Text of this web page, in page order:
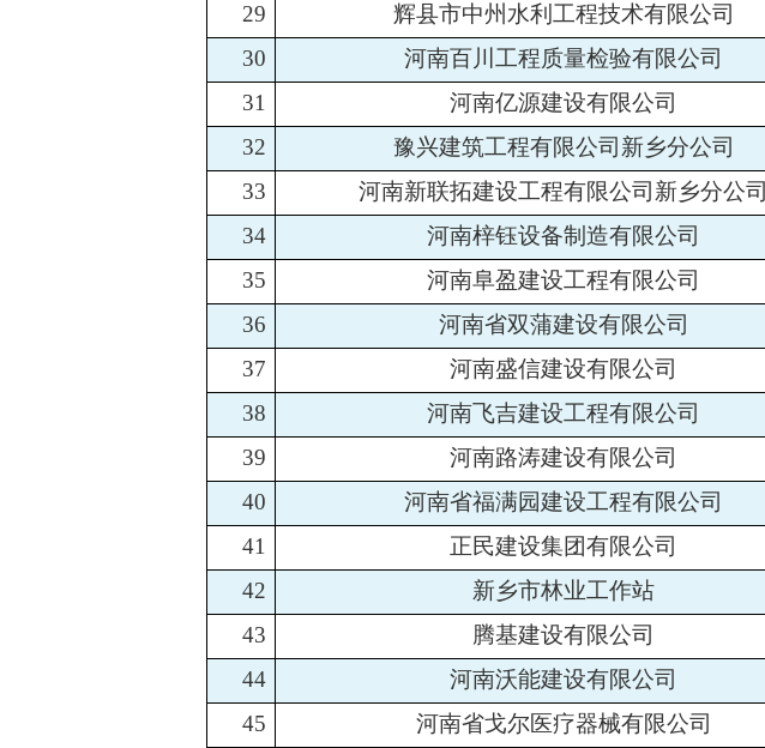
29
辉县市中州水利工程技术有限公司
30
河南百川工程质量检验有限公司
31
河南亿源建设有限公司
32
豫兴建筑工程有限公司新乡分公司
33
河南新联拓建设工程有限公司新乡分公司
34
河南梓钰设备制造有限公司
35
河南阜盈建设工程有限公司
36
河南省双蒲建设有限公司
37
河南盛信建设有限公司
38
河南飞吉建设工程有限公司
39
河南路涛建设有限公司
40
河南省福满园建设工程有限公司
41
正民建设集团有限公司
42
新乡市林业工作站
43
腾基建设有限公司
44
河南沃能建设有限公司
45
河南省戈尔医疗器械有限公司